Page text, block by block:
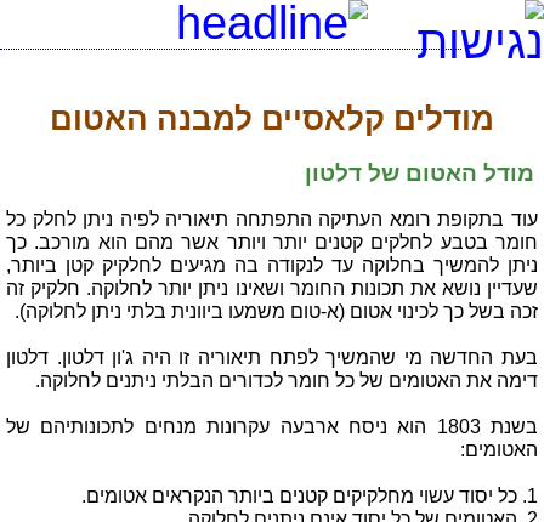
[an error occurred while processing this directive]
מודלים קלאסיים למבנה האטום
מודל האטום של דלטון
עוד בתקופת רומא העתיקה התפתחה תיאוריה לפיה ניתן לחלק כל
חומר בטבע לחלקים קטנים יותר ויותר אשר מהם הוא מורכב. כך
ניתן להמשיך בחלוקה עד לנקודה בה מגיעים לחלקיק קטן ביותר,
שעדיין נושא את תכונות החומר ושאינו ניתן יותר לחלוקה. חלקיק זה
זכה בשל כך לכינוי אטום (א-טום משמעו ביוונית בלתי ניתן לחלוקה).
בעת החדשה מי שהמשיך לפתח תיאוריה זו היה ג'ון דלטון. דלטון
דימה את האטומים של כל חומר לכדורים הבלתי ניתנים לחלוקה.
בשנת 1803 הוא ניסח ארבעה עקרונות מנחים לתכונותיהם של
האטומים:
1. כל יסוד עשוי מחלקיקים קטנים ביותר הנקראים אטומים.